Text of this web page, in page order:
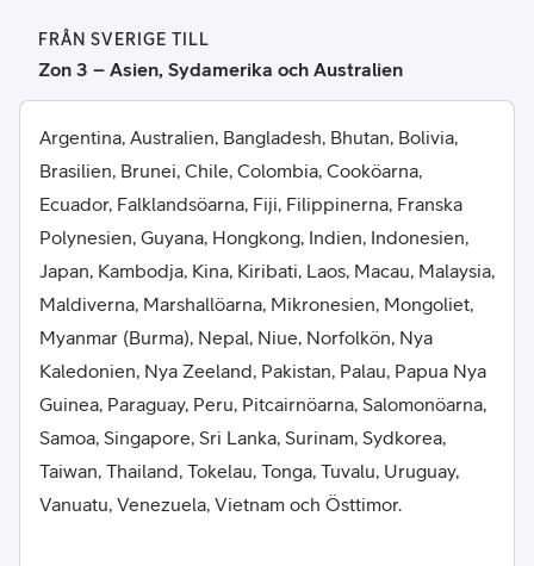
FRÅN SVERIGE TILL
Zon 3 – Asien, Sydamerika och Australien
Argentina, Australien, Bangladesh, Bhutan, Bolivia,
Brasilien, Brunei, Chile, Colombia, Cooköarna,
Ecuador, Falklandsöarna, Fiji, Filippinerna, Franska
Polynesien, Guyana, Hongkong, Indien, Indonesien,
Japan, Kambodja, Kina, Kiribati, Laos, Macau, Malaysia,
Maldiverna, Marshallöarna, Mikronesien, Mongoliet,
Myanmar (Burma), Nepal, Niue, Norfolkön, Nya
Kaledonien, Nya Zeeland, Pakistan, Palau, Papua Nya
Guinea, Paraguay, Peru, Pitcairnöarna, Salomonöarna,
Samoa, Singapore, Sri Lanka, Surinam, Sydkorea,
Taiwan, Thailand, Tokelau, Tonga, Tuvalu, Uruguay,
Vanuatu, Venezuela, Vietnam och Östtimor.